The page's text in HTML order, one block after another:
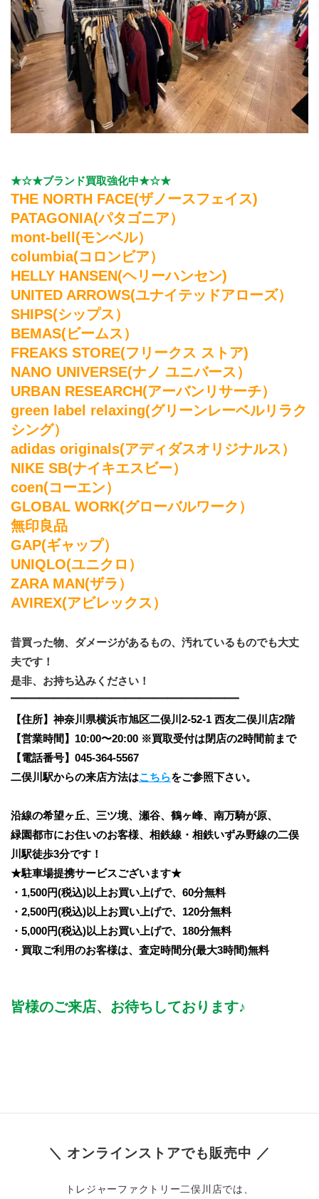
★☆★ブランド買取強化中★☆★
THE NORTH FACE(ザノースフェイス)
PATAGONIA(パタゴニア）
mont-bell(モンベル）
columbia(コロンビア）
HELLY HANSEN(ヘリーハンセン)
UNITED ARROWS(ユナイテッドアローズ）
SHIPS(シップス）
BEMAS(ビームス）
FREAKS STORE(フリークス ストア)
NANO UNIVERSE(ナノ ユニバース）
URBAN RESEARCH(アーバンリサーチ）
green label relaxing(グリーンレーベルリラク
シング）
adidas originals(アディダスオリジナルス）
NIKE SB(ナイキエスビー）
coen(コーエン）
GLOBAL WORK(グローバルワーク）
無印良品
GAP(ギャップ）
UNIQLO(ユニクロ）
ZARA MAN(ザラ）
AVIREX(アビレックス）
昔買った物、ダメージがあるもの、汚れているものでも大丈
夫です！
是非、お持ち込みください！
━━━━━━━━━━━━━━━━
【住所】神奈川県横浜市旭区二俣川2‐52‐1 西友二俣川店2階
【営業時間】10:00〜20:00 ※買取受付は閉店の2時間前まで
【電話番号】045-364-5567
二俣川駅からの来店方法はこちらをご参照下さい。
沿線の希望ヶ丘、三ツ境、瀬谷、鶴ヶ峰、南万騎が原、
緑園都市にお住いのお客様、相鉄線・相鉄いずみ野線の二俣
川駅徒歩3分です！
★駐車場提携サービスございます★
・1,500円(税込)以上お買い上げで、60分無料
・2,500円(税込)以上お買い上げで、120分無料
・5,000円(税込)以上お買い上げで、180分無料
・買取ご利用のお客様は、査定時間分(最大3時間)無料
皆様のご来店、お待ちしております♪
＼ オンラインストアでも販売中 ／
トレジャーファクトリー二俣川店では、